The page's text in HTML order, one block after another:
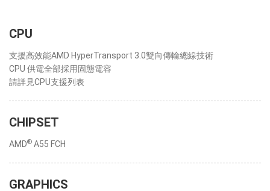
CPU
支援高效能AMD HyperTransport 3.0雙向傳輸總線技術
CPU 供電全部採用固態電容
請詳見CPU支援列表
CHIPSET
AMD® A55 FCH
GRAPHICS